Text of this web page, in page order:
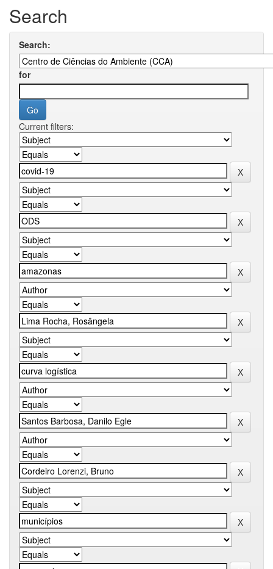
Search
Search:
for
Current filters: